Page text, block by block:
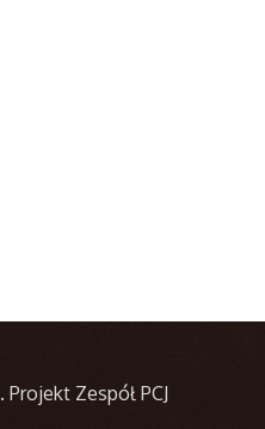
. Projekt Zespół PCJ